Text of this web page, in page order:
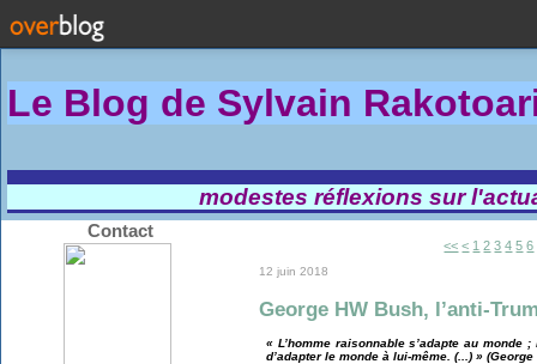
Le Blog de Sylvain Rakotoa
modestes réflexions sur
Contact
<< < 1 2 3 4 5 6
12 juin 2018
George HW Bush, l’anti-
« L’homme raisonnable s’adapte au monde
d’adapter le monde à lui-même. (...) »